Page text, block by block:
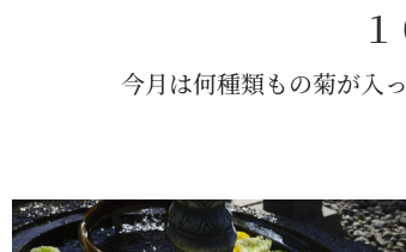
今月は何種類もの菊が入